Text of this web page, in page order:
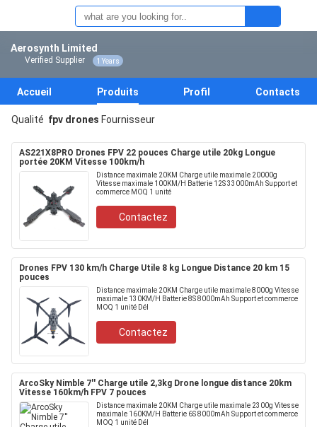
Aerosynth Limited
Verified Supplier 1 Years
Accueil Produits Profil Contacts
Qualité fpv drones Fournisseur
AS221X8PRO Drones FPV 22 pouces Charge utile 20kg Longue
portée 20KM Vitesse 100km/h
Distance maximale 20KM Charge utile maximale 20000g
Vitesse maximale 100KM/H Batterie 12S 33000mAh Support et
commerce MOQ 1 unité
Contactez
Drones FPV 130 km/h Charge Utile 8 kg Longue Distance 20 km 15
pouces
Distance maximale 20KM Charge utile maximale 8000g Vitesse
maximale 130KM/H Batterie 8S 8000mAh Support et commerce
MOQ 1 unité Dél
Contactez
ArcoSky Nimble 7′′ Charge utile 2,3kg Drone longue distance 20km
Vitesse 160km/h FPV 7 pouces
Distance maximale 20KM Charge utile maximale 2300g Vitesse
maximale 160KM/H Batterie 6S 8000mAh Support et commerce
MOQ 1 unité Dél